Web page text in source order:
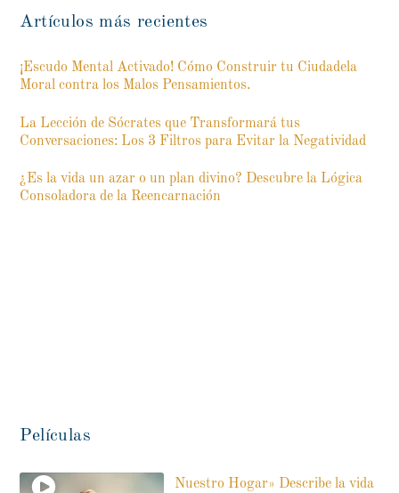
Artículos más recientes
¡Escudo Mental Activado! Cómo Construir tu Ciudadela
Moral contra los Malos Pensamientos.
La Lección de Sócrates que Transformará tus
Conversaciones: Los 3 Filtros para Evitar la Negatividad
¿Es la vida un azar o un plan divino? Descubre la Lógica
Consoladora de la Reencarnación
Películas
Nuestro Hogar» Describe la vida